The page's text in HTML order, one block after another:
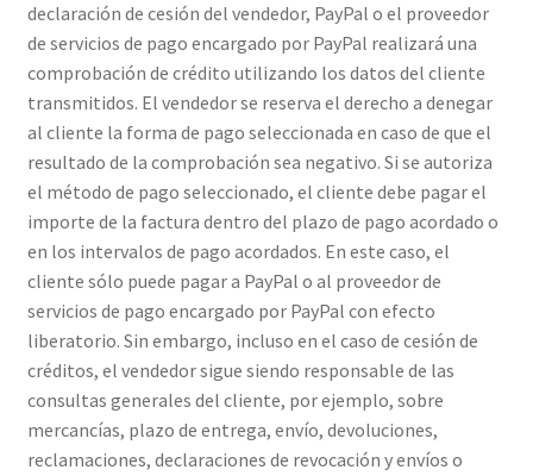
declaración de cesión del vendedor, PayPal o el proveedor
de servicios de pago encargado por PayPal realizará una
comprobación de crédito utilizando los datos del cliente
transmitidos. El vendedor se reserva el derecho a denegar
al cliente la forma de pago seleccionada en caso de que el
resultado de la comprobación sea negativo. Si se autoriza
el método de pago seleccionado, el cliente debe pagar el
importe de la factura dentro del plazo de pago acordado o
en los intervalos de pago acordados. En este caso, el
cliente sólo puede pagar a PayPal o al proveedor de
servicios de pago encargado por PayPal con efecto
liberatorio. Sin embargo, incluso en el caso de cesión de
créditos, el vendedor sigue siendo responsable de las
consultas generales del cliente, por ejemplo, sobre
mercancías, plazo de entrega, envío, devoluciones,
reclamaciones, declaraciones de revocación y envíos o